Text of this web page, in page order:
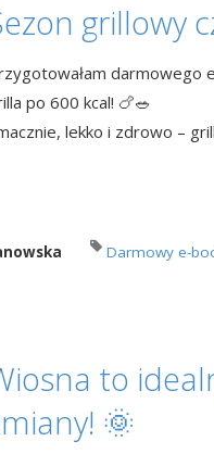
grillowy
darmowego
po 600 kcal! 🍗🥗
lekko i zdrowo –
Darmowy e-
to
🌞